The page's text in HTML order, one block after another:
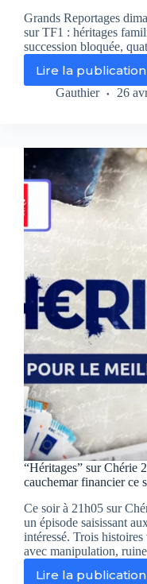
Grands Reportages
sur TF1 : héritages
succession bloquée,
Lire la publication
Grands
«
familiaux
sur
TF1
Gauthier 26
“Héritages” sur Chérie
cauchemar financier ce
Ce soir à 21h05 sur
un épisode saisissant
intéressé. Trois
avec manipulation,
Lire la publication